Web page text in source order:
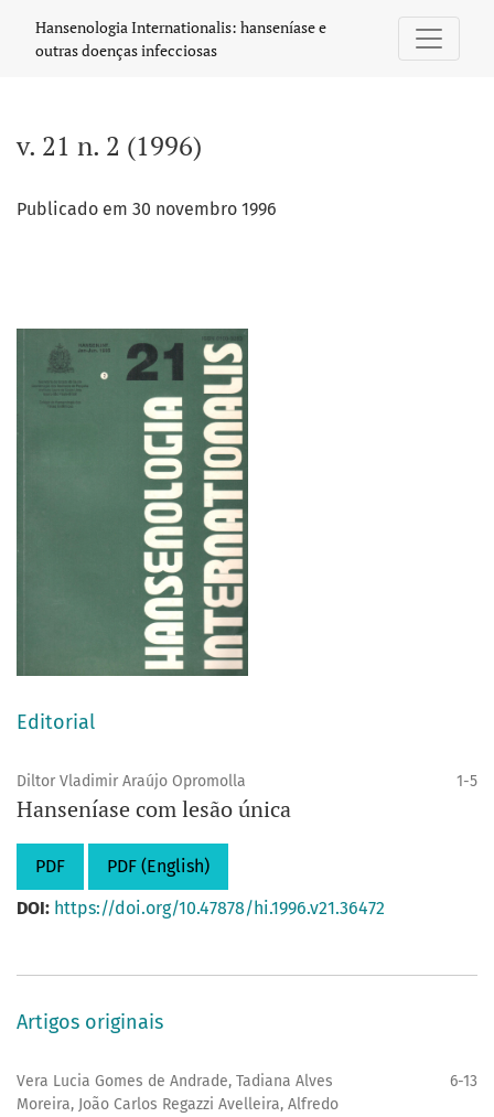
Hansenologia Internationalis: hanseníase e
outras doenças infecciosas
v. 21 n. 2 (1996)
Publicado em 30 novembro 1996
Editorial
Diltor Vladimir Araújo Opromolla 1-5
Hanseníase com lesão única
PDF
PDF (English)
DOI: https://doi.org/10.47878/hi.1996.v21.36472
Artigos originais
Vera Lucia Gomes de Andrade, Tadiana Alves
Moreira, João Carlos Regazzi Avelleira, Alfredo
6-13